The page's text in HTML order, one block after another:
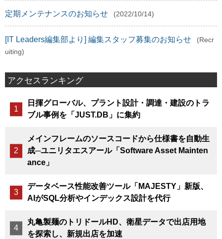
定期メンテナンスのお知らせ (2022/10/14)
[IT Leaders編集部より] 編集スタッフ募集のお知らせ
(Recr
uiting)
アクセスランキング
日揮グローバル、プラント設計・調達・建設のトラ
ブル事例を「JUST.DB」に集約
メインフレームのソースコードから仕様書を自動生
成─ユニリタエスアール「Software Asset Mainten
ance」
データベース性能改善ツール「MAJESTY」新版、
AIがSQL分析やインデックス設計を代行
丸亀製麺のトリドールHD、衛星データで出店用地
を探索し、新規出店を加速